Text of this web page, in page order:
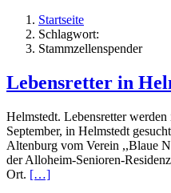
Startseite
Schlagwort:
Stammzellenspender
Lebensretter in
Helmstedt. Lebensretter
September, in Helmstedt
Altenburg vom Verein ,,Blaue
der Alloheim-Senioren-
Ort. […]